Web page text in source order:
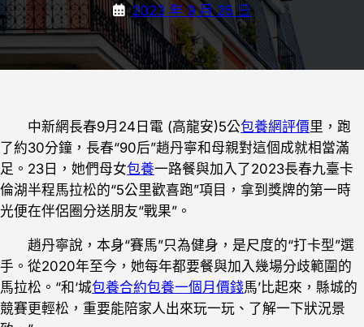
2023 年 9 月 25 日
中新網長春9月24日電 (高龍安)5公包養網評價里，跑
了約30分鐘，長春“90后”趙丹寧和母親對這個成就相當滿
足。23日，她們母女包養一路餐與加入了2023長春九臺卡
倫湖半程馬拉松的“5公里歡喜跑”項目，拿到獎牌的第一時
光便在伴侶圈分送朋友“戰果”。
趙丹寧說，本身“賽馬”只為健身，是尺度的“打卡型”選
手。從2020年至今，她每年都要餐與加入幾場分歧範圍的
馬拉松。“和‘城包養合約包養一個月價錢馬’比起來，縣城的
競賽更輕松，重要能陪家人出來玩一玩、了解一下狀況景